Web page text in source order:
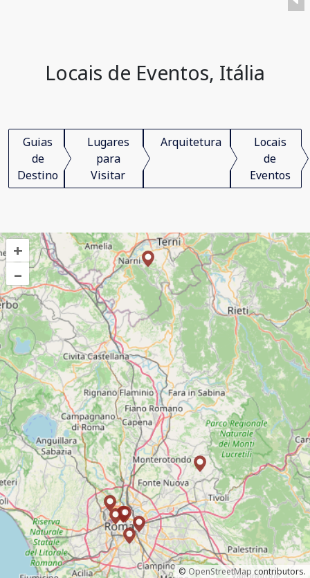
Locais de Eventos, Itália
Guias
de
Destino
Lugares
para
Visitar
Arquitetura
Locais
de
Eventos
+
–
© OpenStreetMapcontributors.